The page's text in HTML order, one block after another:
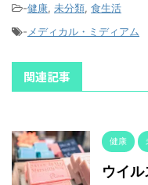
-健康, 未分類, 食生活
- メディカル・ミディアム
関連記事
健康
ウイ